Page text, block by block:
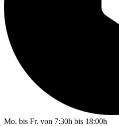
Mo. bis Fr. von 7:30h bis 18:00h